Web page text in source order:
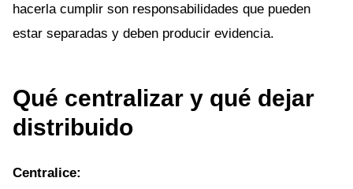
hacerla cumplir son responsabilidades que pueden
estar separadas y deben producir evidencia.
Qué centralizar y qué dejar
distribuido
Centralice: